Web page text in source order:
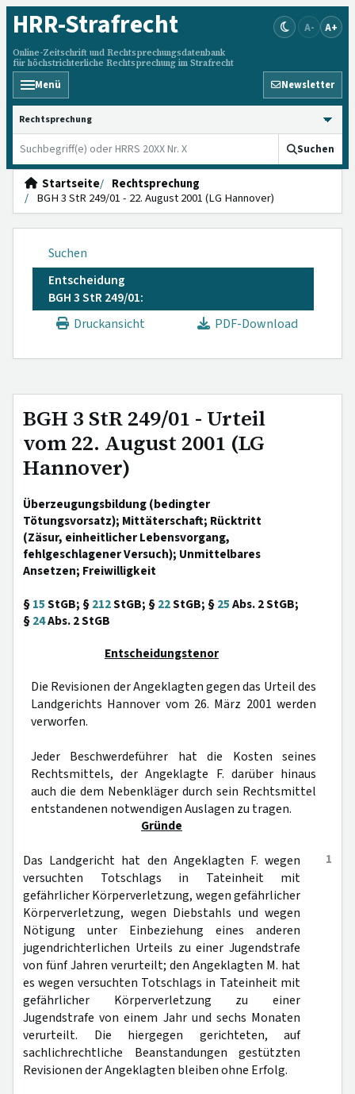
HRR-Strafrecht
Online-Zeitschrift und Rechtsprechungsdatenbank
für höchstrichterliche Rechtsprechung im Strafrecht
A- A+
Menü Newsletter
HRRS durchsuchen
Suchen
Startseite
Rechtsprechung
BGH 3 StR 249/01 - 22. August 2001 (LG Hannover)
Suchen
Entscheidung
BGH 3 StR 249/01:
Druckansicht
PDF-Download
BGH 3 StR 249/01 - Urteil
vom 22. August 2001 (LG
Hannover)
Überzeugungsbildung (bedingter
Tötungsvorsatz); Mittäterschaft; Rücktritt
(Zäsur, einheitlicher Lebensvorgang,
fehlgeschlagener Versuch); Unmittelbares
Ansetzen; Freiwilligkeit
§15StGB; §212StGB; §22StGB; §25Abs. 2 StGB;
§24Abs. 2 StGB
Entscheidungstenor
Die Revisionen der Angeklagten gegen das Urteil des
Landgerichts Hannover vom 26. März 2001 werden
verworfen.
Jeder Beschwerdeführer hat die Kosten seines
Rechtsmittels, der Angeklagte F. darüber hinaus
auch die dem Nebenkläger durch sein Rechtsmittel
entstandenen notwendigen Auslagen zu tragen.
Gründe
1
Das Landgericht hat den Angeklagten F. wegen
versuchten Totschlags in Tateinheit mit
gefährlicher Körperverletzung, wegen gefährlicher
Körperverletzung, wegen Diebstahls und wegen
Nötigung unter Einbeziehung eines anderen
jugendrichterlichen Urteils zu einer Jugendstrafe
von fünf Jahren verurteilt; den Angeklagten M. hat
es wegen versuchten Totschlags in Tateinheit mit
gefährlicher Körperverletzung zu einer
Jugendstrafe von einem Jahr und sechs Monaten
verurteilt. Die hiergegen gerichteten, auf
sachlichrechtliche Beanstandungen gestützten
Revisionen der Angeklagten bleiben ohne Erfolg.